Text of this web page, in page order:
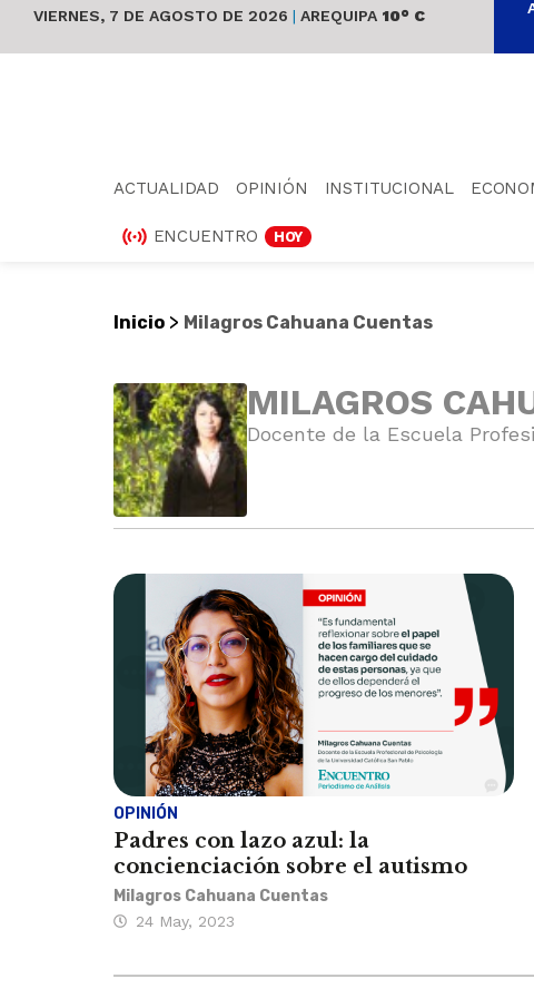
VIERNES, 7 DE AGOSTO DE 2026 | AREQUIPA 10° C
ACTUALIDAD OPINIÓN INSTITUCIONAL
ENCUENTRO HOY
Inicio > Milagros Cahuana Cuentas
MILAGROS
Docente de la Escuela
OPINIÓN
Padres con lazo azul: la
concienciación sobre el autismo
Milagros Cahuana Cuentas
24 May, 2023